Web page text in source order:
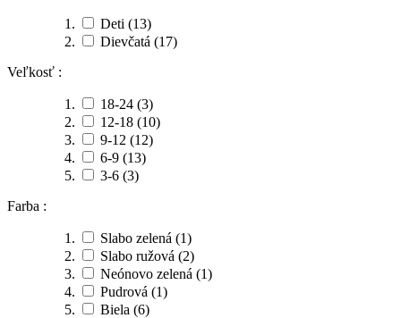
Deti (13)
Dievčatá (17)
Veľkosť :
18-24 (3)
12-18 (10)
9-12 (12)
6-9 (13)
3-6 (3)
Farba :
Slabo zelená (1)
Slabo ružová (2)
Neónovo zelená (1)
Pudrová (1)
Biela (6)